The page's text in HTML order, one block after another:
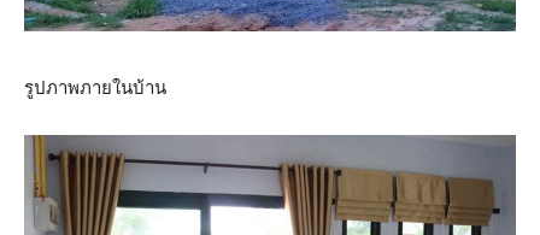
รูปภาพภายในบ้าน